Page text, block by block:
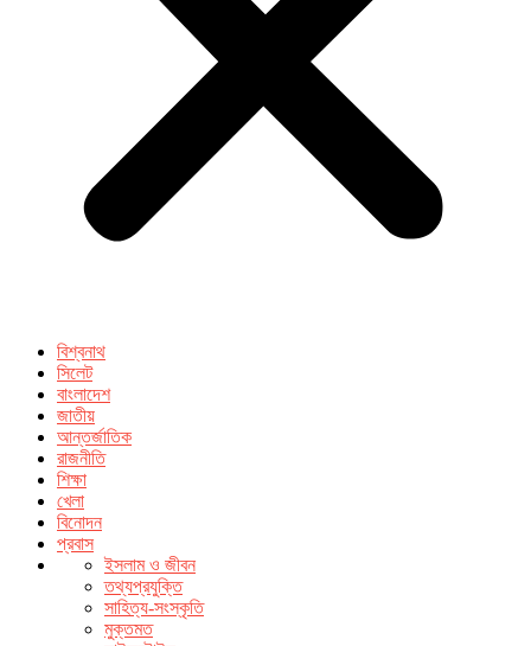
বিশ্বনাথ
সিলেট
বাংলাদেশ
জাতীয়
আন্তর্জাতিক
রাজনীতি
শিক্ষা
খেলা
বিনোদন
প্রবাস
ইসলাম ও জীবন
তথ্যপ্রযুক্তি
সাহিত্য-সংস্কৃতি
মুক্তমত